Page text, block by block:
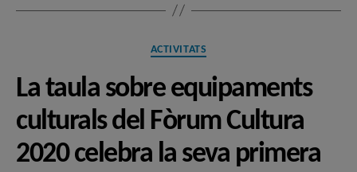
Categories
ACTIVITATS
La taula sobre equipaments
culturals del Fòrum Cultura
2020 celebra la seva primera